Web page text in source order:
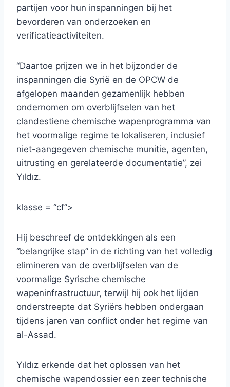
partijen voor hun inspanningen bij het
bevorderen van onderzoeken en
verificatieactiviteiten.
“Daartoe prijzen we in het bijzonder de
inspanningen die Syrië en de OPCW de
afgelopen maanden gezamenlijk hebben
ondernomen om overblijfselen van het
clandestiene chemische wapenprogramma van
het voormalige regime te lokaliseren, inclusief
niet-aangegeven chemische munitie, agenten,
uitrusting en gerelateerde documentatie”, zei
Yıldız.
klasse = “cf”>
Hij beschreef de ontdekkingen als een
“belangrijke stap” in de richting van het volledig
elimineren van de overblijfselen van de
voormalige Syrische chemische
wapeninfrastructuur, terwijl hij ook het lijden
onderstreepte dat Syriërs hebben ondergaan
tijdens jaren van conflict onder het regime van
al-Assad.
Yıldız erkende dat het oplossen van het
chemische wapendossier een zeer technische